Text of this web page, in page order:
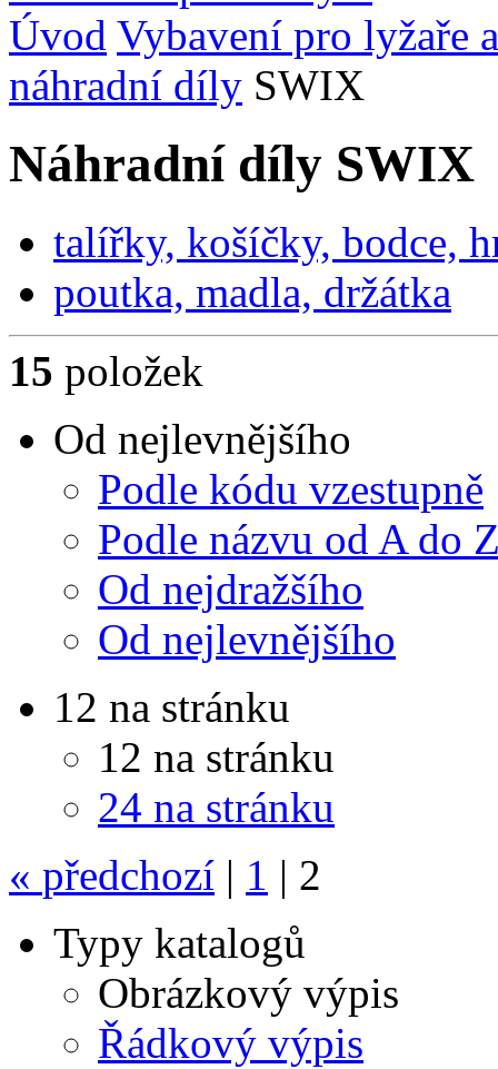
Úvod Vybavení pro lyžaře
náhradní díly SWIX
Náhradní díly SWIX
talířky, košíčky, bodce,
poutka, madla, držátka
15 položek
Od nejlevnějšího
Podle kódu vzestupně
Podle názvu od A do
Od nejdražšího
Od nejlevnějšího
12 na stránku
12 na stránku
24 na stránku
« předchozí | 1 | 2
Typy katalogů
Obrázkový výpis
Řádkový výpis